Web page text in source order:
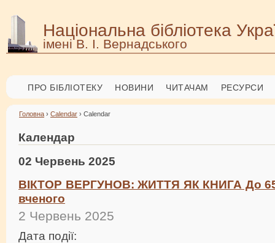
Національна бібліотека
імені В. І. Вернадського
ПРО БІБЛІОТЕКУ НОВИНИ ЧИТАЧАМ РЕСУРСИ
Головна › Calendar › Calendar
Календар
02 Червень 2025
ВІКТОР ВЕРГУНОВ: ЖИТТЯ ЯК КНИГА До 65-
вченого
2 Червень 2025
Дата події: